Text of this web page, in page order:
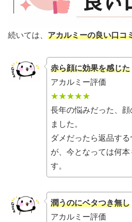
続いては、 アカルミーの良い口コ
赤ら顔に効果を感じた
アカルミー評価
★★★★★
長年の悩みだった、
ました。
ダメだったら返品す
が、今となっては何
す。
潤うのにベタつき無し
アカルミー評価